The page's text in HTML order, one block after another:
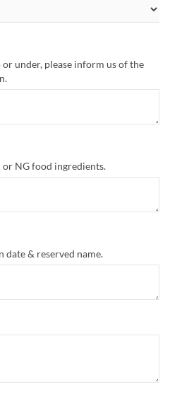
under, please inform us of the
or NG food ingredients.
date & reserved name.